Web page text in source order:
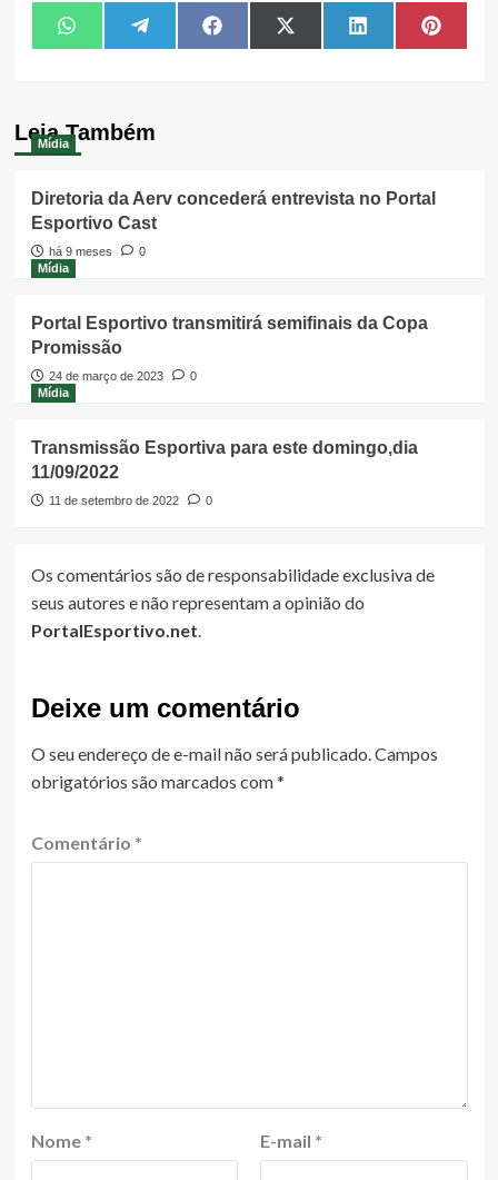
Share
on
WhatsAppShare
on
TelegramShare
on
FacebookShare
on
X
(Twitter)
Share
on
LinkedIn Share
on
Leia Também
Mídia
Diretoria da Aerv concederá entrevista no Portal
Esportivo Cast
há 9 meses
0
Mídia
Portal Esportivo transmitirá semifinais da Copa
Promissão
24 de março de 2023
0
Mídia
Transmissão Esportiva para este domingo,dia
11/09/2022
11 de setembro de 2022 0
Os comentários são de responsabilidade exclusiva de
seus autores e não representam a opinião do
PortalEsportivo.net.
Deixe um comentário
O seu endereço de e-mail não será publicado.Campos
obrigatórios são marcados com*
Comentário *
Nome * E-mail *